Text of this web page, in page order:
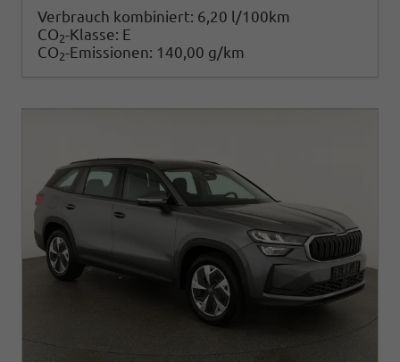
Verbrauch kombiniert: 6,20 l/100km
CO2-Klasse: E
CO2-Emissionen: 140,00 g/km